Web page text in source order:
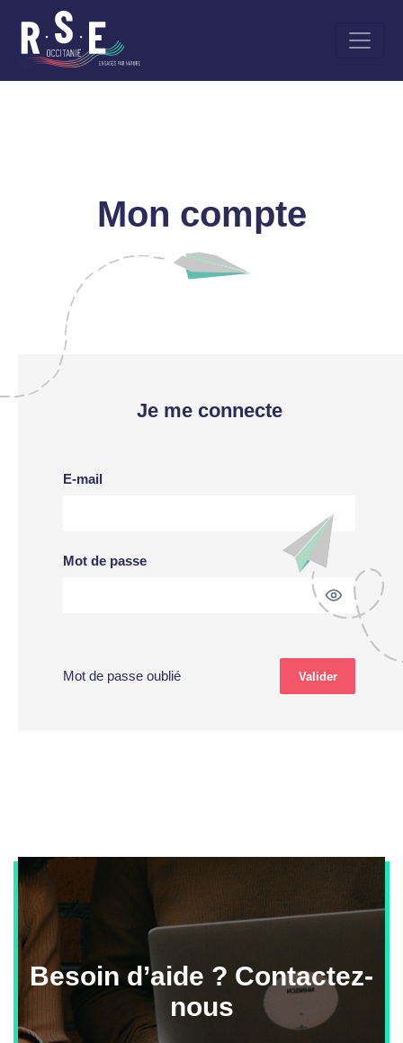
contenu
Mon compte
Je me connecte
E-mail
Mot de passe
Mot de passe oublié
Besoin d’aide ? Contactez-
nous